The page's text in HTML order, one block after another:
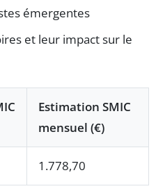
émergentes
et leur impact sur le
Estimation SMIC
mensuel (€)
1.778,70